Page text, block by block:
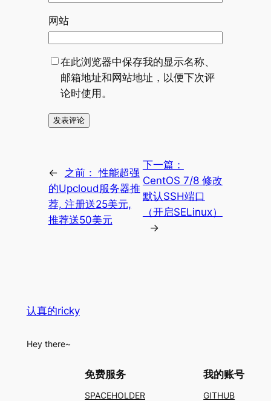
网站
在此浏览器中保存我的显示名称、
邮箱地址和网站地址，以便下次评
论时使用。
← 之前：性能超强
的Upcloud服务器推
荐, 注册送25美元,
推荐送50美元
下一篇：
CentOS 7/8 修改
默认SSH端口
（开启SELinux）
→
认真的ricky
Hey there~
免费服务
SPACEHOLDER
我的账号
GITHUB